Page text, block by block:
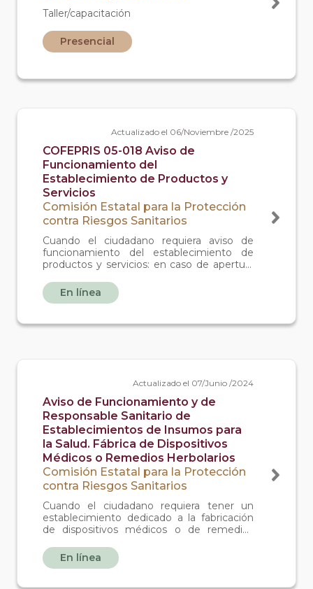
Taller/capacitación
Presencial
Actualizado el 06/Noviembre /2025
COFEPRIS 05-018 Aviso de
Funcionamiento del
Establecimiento de Productos y
Servicios
Comisión Estatal para la Protección
contra Riesgos Sanitarios
Cuando el ciudadano requiera aviso de
funcionamiento del establecimiento de
productos y servicios: en caso de apertura
torterias, fondas y cocinas economicas,
ostionerias y marisquerías, expendio de hot
panaderias, tiendas de autoservicio,
En línea
Actualizado el 07/Junio /2024
Aviso de Funcionamiento y de
Responsable Sanitario de
Establecimientos de Insumos para
la Salud. Fábrica de Dispositivos
Médicos o Remedios Herbolarios
Comisión Estatal para la Protección
contra Riesgos Sanitarios
Cuando el ciudadano requiera tener un
establecimiento dedicado a la fabricación
de dispositivos médicos o de remedios
En línea